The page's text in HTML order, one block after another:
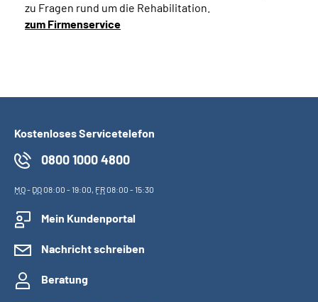
zu Fragen rund um die Rehabilitation.
zum Firmenservice
Kostenloses Servicetelefon
0800 1000 4800
MO- DO08:00 - 19:00, FR08:00 - 15:30
Mein Kundenportal
Nachricht schreiben
Beratung